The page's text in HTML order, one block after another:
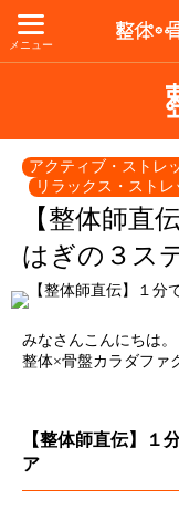
メニュー
アクティブ・ストレ
リラックス・ストレ
【整体師直
はぎの３ス
みなさんこんにちは。
整体×骨盤カラダファ
【整体師直伝】１
ア